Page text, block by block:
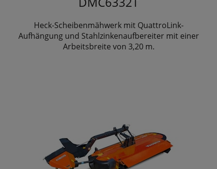
Heck-Scheibenmähwerk mit QuattroLink-
Aufhängung und Stahlzinkenaufbereiter mit einer
Arbeitsbreite von 3,20 m.